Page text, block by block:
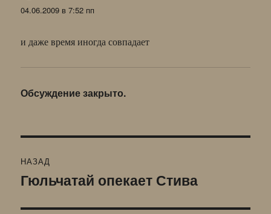
04.06.2009 в 7:52 пп
и даже время иногда совпадает
Обсуждение закрыто.
по
НАЗАД
Предыдущая
Гюльчатай опекает Стива